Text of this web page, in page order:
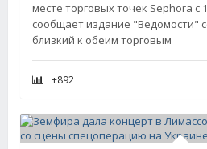
месте торговых точек Sephora с
сообщает издание "Ведомости"
близкий к обеим торговым
+892